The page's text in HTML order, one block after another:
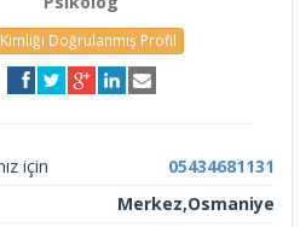
Kimliği Doğrulanmış Profil
için
05434681131
Merkez,Osmaniye